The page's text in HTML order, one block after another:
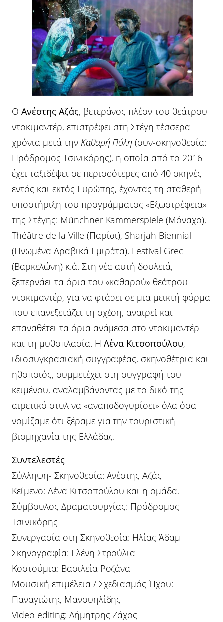
Ο Ανέστης Αζάς, βετεράνος πλέον του θεάτρου
ντοκιμαντέρ, επιστρέφει στη Στέγη τέσσερα
χρόνια μετά την Καθαρή Πόλη (συν-σκηνoθεσία:
Πρόδρομος Τσινικόρης), η οποία από το 2016
έχει ταξιδέψει σε περισσότερες από 40 σκηνές
εντός και εκτός Ευρώπης, έχοντας τη σταθερή
υποστήριξη του προγράμματος «Εξωστρέφεια»
της Στέγης: Münchner Kammerspiele (Μόναχο),
Théâtre de la Ville (Παρίσι), Sharjah Biennial
(Ηνωμένα Αραβικά Εμιράτα), Festival Grec
(Βαρκελώνη) κ.ά. Στη νέα αυτή δουλειά,
ξεπερνάει τα όρια του «καθαρού» θεάτρου
ντοκιμαντέρ, για να φτάσει σε μια μεικτή φόρμα
που επανεξετάζει τη σχέση, αναιρεί και
επαναθέτει τα όρια ανάμεσα στο ντοκιμαντέρ
και τη μυθοπλασία. Η Λένα Κιτσοπούλου,
ιδιοσυγκρασιακή συγγραφέας, σκηνοθέτρια και
ηθοποιός, συμμετέχει στη συγγραφή του
κειμένου, αναλαμβάνοντας με το δικό της
αιρετικό στυλ να «αναποδογυρίσει» όλα όσα
νομίζαμε ότι ξέραμε για την τουριστική
βιομηχανία της Ελλάδας.
Συντελεστές
Σύλληψη- Σκηνοθεσία: Ανέστης Αζάς
Κείμενο: Λένα Κιτσοπούλου και η ομάδα.
Σύμβουλος Δραματουργίας: Πρόδρομος
Τσινικόρης
Συνεργασία στη Σκηνοθεσία: Ηλίας Άδαμ
Σκηνογραφία: Ελένη Στρούλια
Κοστούμια: Βασιλεία Ροζάνα
Μουσική επιμέλεια / Σχεδιασμός Ήχου:
Παναγιώτης Μανουηλίδης
Video editing: Δήμητρης Ζάχος